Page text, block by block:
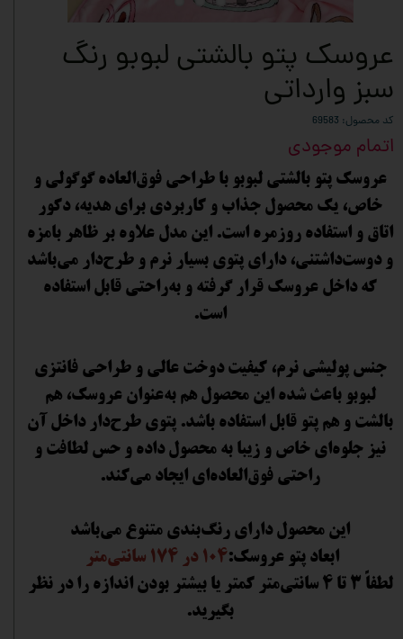
عروسک پتو بالشتی لبوبو رنگ
سبز وارداتی
کد محصول: 69583
اتمام موجودی
عروسک پتو بالشتی لبوبو با طراحی فوق‌العاده گوگولی و
خاص، یک محصول جذاب و کاربردی برای هدیه، دکور
اتاق و استفاده روزمره است. این مدل علاوه بر ظاهر بامزه
و دوست‌داشتنی، دارای پتوی بسیار نرم و طرح‌دار می‌باشد
که داخل عروسک قرار گرفته و به‌راحتی قابل استفاده
است.
جنس پولیشی نرم، کیفیت دوخت عالی و طراحی فانتزی
لبوبو باعث شده این محصول هم به‌عنوان عروسک، هم
بالشت و هم پتو قابل استفاده باشد. پتوی طرح‌دار داخل آن
نیز جلوه‌ای خاص و زیبا به محصول داده و حس لطافت و
راحتی فوق‌العاده‌ای ایجاد می‌کند.
این محصول دارای رنگ‌بندی متنوع می‌باشد
ابعاد پتو عروسک:104 در 174 سانتی‌متر
لطفاً 3 تا 4 سانتی‌متر کمتر یا بیشتر بودن اندازه را در نظر
بگیرید.